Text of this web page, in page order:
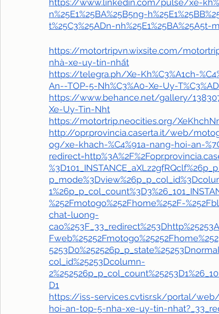
https://www.linkedin.com/pulse/xe-
n%25E1%25BA%25B5ng-
t%25C3%25ADn-
https://motortripvn.wixsite.com/
nhà-xe-uy-tín-nhất
https://telegra.ph/Xe-Kh%C3%A1ch-
An--TOP-5-Nh%C3%A0-Xe-Uy-
https://www.behance.net/gallery/
Xe-Uy-Tin-Nht
https://motortrip.neocities.org/
http://opr.provincia.caserta.it/web/
og/xe-khach-%C4%91a-nang-hoi-an-
%252Fmotogo%252Fhome%252F-
chat-luong-
col_id%25253Dcolumn-
D1
https://iss-services.cvtisr.sk/portal/
hoi-an-top-5-nha-xe-uy-tin-